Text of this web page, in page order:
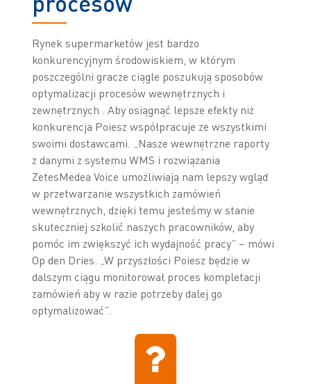
Rynek supermarketów jest bardzo
konkurencyjnym środowiskiem, w którym
poszczególni gracze ciągle poszukują sposobów
optymalizacji procesów wewnętrznych i
zewnętrznych . Aby osiągnąć lepsze efekty niż
konkurencja Poiesz współpracuje ze wszystkimi
swoimi dostawcami. „Nasze wewnętrzne raporty
z danymi z systemu WMS i rozwiązania
ZetesMedea Voice umożliwiają nam lepszy wgląd
w przetwarzanie wszystkich zamówień
wewnętrznych, dzięki temu jesteśmy w stanie
skuteczniej szkolić naszych pracowników, aby
pomóc im zwiększyć ich wydajność pracy” – mówi
Op den Dries. „W przyszłości Poiesz będzie w
dalszym ciągu monitorował proces kompletacji
zamówień aby w razie potrzeby dalej go
optymalizować”.